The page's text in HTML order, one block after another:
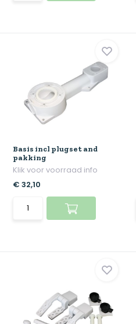
Basis incl plugset and
pakking
Klik voor voorraad info
€ 32,10